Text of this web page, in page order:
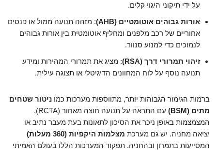
על ידי תיקוני היגוי קלים.
אורות גבוהים אוטומטיים (AHB)
: מזהה תנועה ממול או פנסים
אחוריים של רכב מלפנים ומחליף אוטומטית בין אורות גבוהים
לנמוכים כדי למנוע סנוור.
זיהוי תמרורי דרך (RSA)
: מציג את תמרורי המהירות ומידע
תנועה נוסף על לוח המחוונים הדיגיטלי או תצוגה עילית.
ברמות הגימור הגבוהות יותר, מתווספות מערכות כמו ניטור שטחים
מתים (BSM)
עם התראה על תנועה חוצה מאחור (RCTA),
המצמצמות באופן ניכר את הסיכון לתאונות בעת מעבר נתיב או
יציאה מחניה. יש גם מערכת מצלמות היקפיות (360 מעלות)
המסייעות בתמרון ובהחניה. תפקוד המערכות הללו בעולם האמיתי